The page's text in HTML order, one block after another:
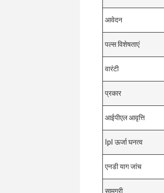
आवेदन
पल्स विशेषताएं
वारंटी
प्रकार
आईपीएल आवृत्ति
Ipl ऊर्जा घनत्व
एनडी याग जांच
सामग्री